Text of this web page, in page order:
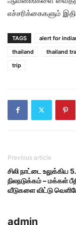
எச்சரிக்கைகளும்
TAGS alert for
thailand
thailand
trip
Previous article
சிலி நாட்டை உலுக்கிய
நிலநடுக்கம் – மக்கள்
வீடுகளை விட்டு
admin